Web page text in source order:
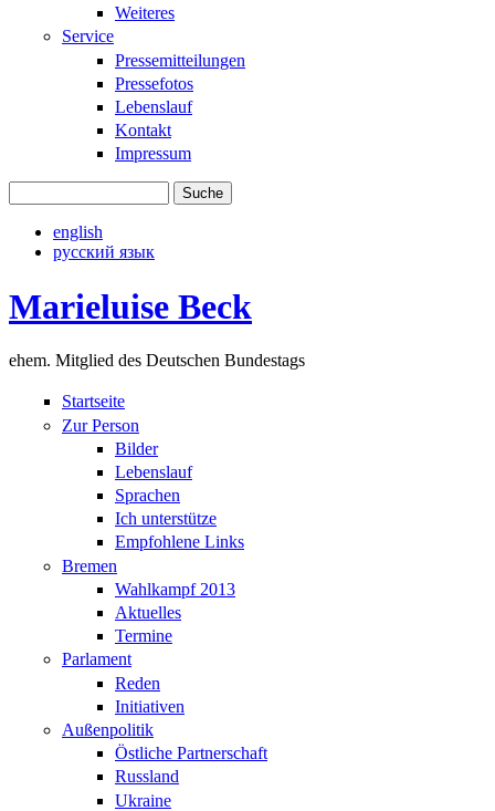
Weiteres
Service
Pressemitteilungen
Pressefotos
Lebenslauf
Kontakt
Impressum
english
русский язык
Marieluise Beck
ehem. Mitglied des Deutschen Bundestags
Startseite
Zur Person
Bilder
Lebenslauf
Sprachen
Ich unterstütze
Empfohlene Links
Bremen
Wahlkampf 2013
Aktuelles
Termine
Parlament
Reden
Initiativen
Außenpolitik
Östliche Partnerschaft
Russland
Ukraine